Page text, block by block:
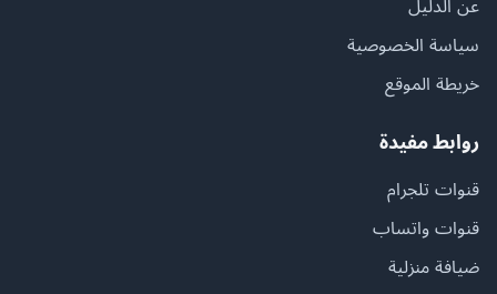
عن الدليل
سياسة الخصوصية
خريطة الموقع
روابط مفيدة
قنوات تلجرام
قنوات واتساب
ضيافة منزلية